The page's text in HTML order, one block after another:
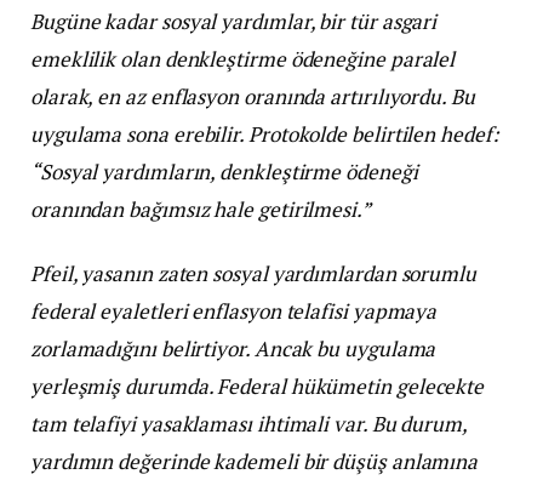
Bugüne kadar sosyal yardımlar, bir tür asgari
emeklilik olan denkleştirme ödeneğine paralel
olarak, en az enflasyon oranında artırılıyordu. Bu
uygulama sona erebilir. Protokolde belirtilen hedef:
“Sosyal yardımların, denkleştirme ödeneği
oranından bağımsız hale getirilmesi.”
Pfeil, yasanın zaten sosyal yardımlardan sorumlu
federal eyaletleri enflasyon telafisi yapmaya
zorlamadığını belirtiyor. Ancak bu uygulama
yerleşmiş durumda. Federal hükümetin gelecekte
tam telafiyi yasaklaması ihtimali var. Bu durum,
yardımın değerinde kademeli bir düşüş anlamına